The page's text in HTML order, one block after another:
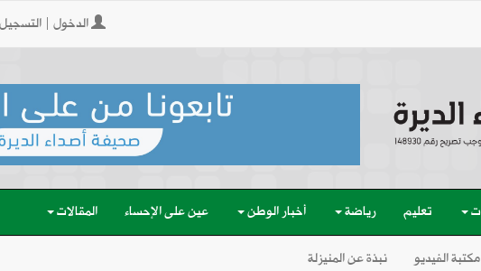
الدخول | التسجيل
تعليم رياضة أخبار الوطن عين على الإحساء المقالات
مكتبة الفيديو نبذة عن المنيزلة